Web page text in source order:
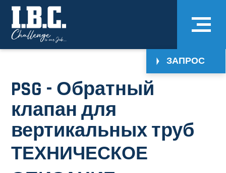
ЗАПРОС
PSG - Обратный
клапан для
вертикальных труб
ТЕХНИЧЕСКОЕ